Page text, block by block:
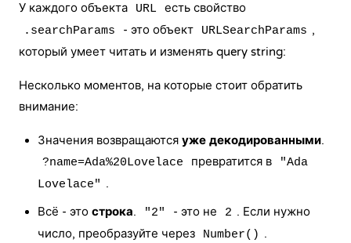
У каждого объекта URL есть свойство
.searchParams - это объект URLSearchParams ,
который умеет читать и изменять query string:
Несколько моментов, на которые стоит обратить
внимание:
Значения возвращаются уже декодированными.
?name=Ada%20Lovelace превратится в
"Ada
Lovelace" .
Всё - это строка. "2" - это не 2 . Если нужно
число, преобразуйте через
Number() .